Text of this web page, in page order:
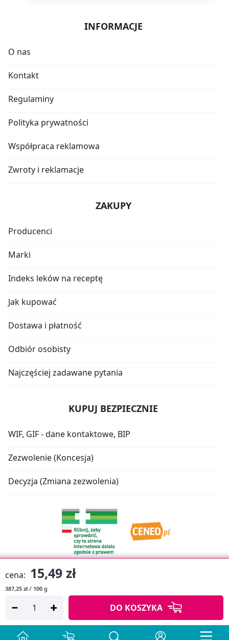
cena: 15,49 zł
387,25 zł / 100 g
DO KOSZYKA
INFORMACJE
O nas
Kontakt
Regulaminy
Polityka prywatności
Współpraca reklamowa
Zwroty i reklamacje
ZAKUPY
Producenci
Marki
Indeks leków na receptę
Jak kupować
Dostawa i płatność
Odbiór osobisty
Najczęściej zadawane pytania
KUPUJ BEZPIECZNIE
WIF, GIF - dane kontaktowe, BIP
Zezwolenie (Koncesja)
Decyzja (Zmiana zezwolenia)
Copyright © 2026
Projekt strony: MEDICARE.PL iAPTUS.PL